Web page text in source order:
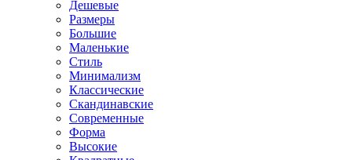
Дешевые
Размеры
Большие
Маленькие
Стиль
Минимализм
Классические
Скандинавские
Современные
Форма
Высокие